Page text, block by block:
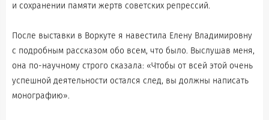
и сохранении памяти жертв советских репрессий.
После выставки в Воркуте я навестила Елену Владимировну
с подробным рассказом обо всем, что было. Выслушав меня,
она по-научному строго сказала: «Чтобы от всей этой очень
успешной деятельности остался след, вы должны написать
монографию».